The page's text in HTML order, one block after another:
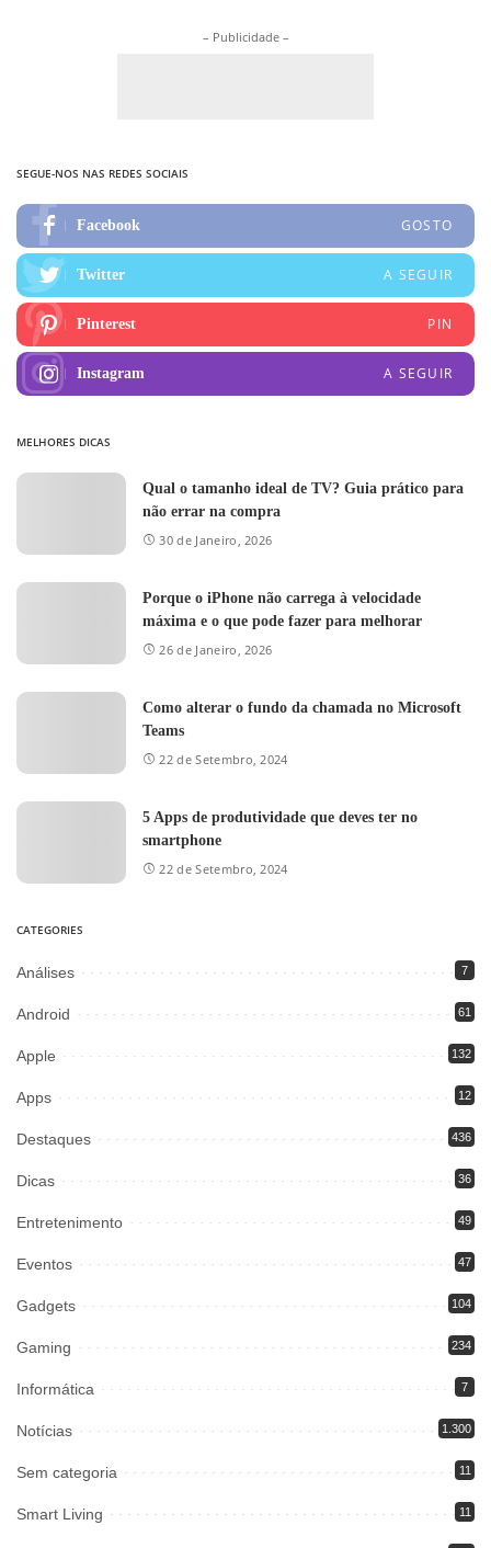
– Publicidade –
SEGUE-NOS NAS REDES SOCIAIS
Facebook GOSTO
Twitter A SEGUIR
Pinterest PIN
Instagram A SEGUIR
MELHORES DICAS
Qual o tamanho ideal de TV? Guia prático para
não errar na compra
30 de Janeiro, 2026
Porque o iPhone não carrega à velocidade
máxima e o que pode fazer para melhorar
26 de Janeiro, 2026
Como alterar o fundo da chamada no Microsoft
Teams
22 de Setembro, 2024
5 Apps de produtividade que deves ter no
smartphone
22 de Setembro, 2024
CATEGORIES
Análises 7
Android 61
Apple 132
Apps 12
Destaques 436
Dicas 36
Entretenimento 49
Eventos 47
Gadgets 104
Gaming 234
Informática 7
Notícias 1.300
Sem categoria 11
Smart Living 11